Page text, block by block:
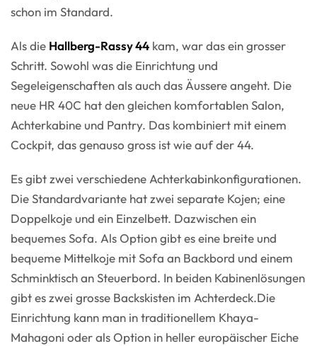
schon im Standard.
Als die Hallberg-Rassy 44 kam, war das ein grosser
Schritt. Sowohl was die Einrichtung und
Segeleigenschaften als auch das Äussere angeht. Die
neue HR 40C hat den gleichen komfortablen Salon,
Achterkabine und Pantry. Das kombiniert mit einem
Cockpit, das genauso gross ist wie auf der 44.
Es gibt zwei verschiedene Achterkabinkonfigurationen.
Die Standardvariante hat zwei separate Kojen; eine
Doppelkoje und ein Einzelbett. Dazwischen ein
bequemes Sofa. Als Option gibt es eine breite und
bequeme Mittelkoje mit Sofa an Backbord und einem
Schminktisch an Steuerbord. In beiden Kabinenlösungen
gibt es zwei grosse Backskisten im Achterdeck.Die
Einrichtung kann man in traditionellem Khaya-
Mahagoni oder als Option in heller europäischer Eiche